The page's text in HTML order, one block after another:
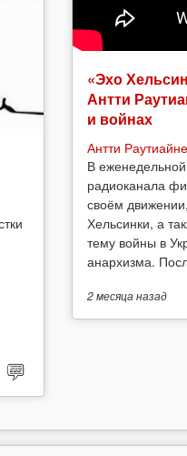
«Эхо
Антти
и войнах
Антти
В
радиоканала
своём
Хельсинки, а
тему войны в
анархизма.
2 месяца назад